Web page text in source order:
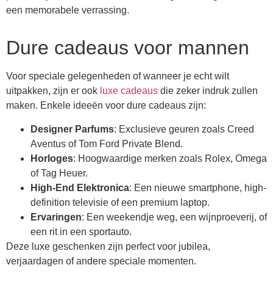
een memorabele verrassing.
Dure cadeaus voor mannen
Voor speciale gelegenheden of wanneer je echt wilt
uitpakken, zijn er ook luxe cadeaus die zeker indruk zullen
maken. Enkele ideeën voor dure cadeaus zijn:
Designer Parfums: Exclusieve geuren zoals Creed
Aventus of Tom Ford Private Blend.
Horloges: Hoogwaardige merken zoals Rolex, Omega
of Tag Heuer.
High-End Elektronica: Een nieuwe smartphone, high-
definition televisie of een premium laptop.
Ervaringen: Een weekendje weg, een wijnproeverij, of
een rit in een sportauto.
Deze luxe geschenken zijn perfect voor jubilea,
verjaardagen of andere speciale momenten.